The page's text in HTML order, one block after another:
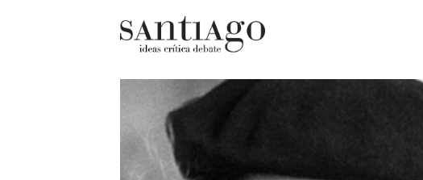
Actualidad